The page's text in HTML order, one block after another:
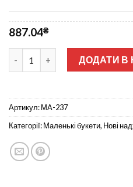
887.04₴
Жоржинка коричнева нога 15-
ДОДАТИ В
Артикул:МА-237
Категорії:Маленькі букети, Нові